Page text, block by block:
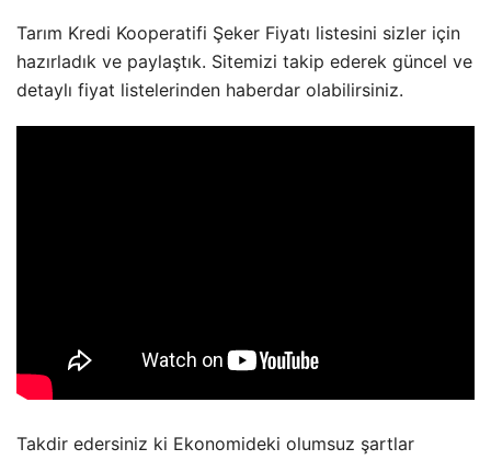
Tarım Kredi Kooperatifi Şeker Fiyatı listesini sizler için
hazırladık ve paylaştık. Sitemizi takip ederek güncel ve
detaylı fiyat listelerinden haberdar olabilirsiniz.
Takdir edersiniz ki Ekonomideki olumsuz şartlar